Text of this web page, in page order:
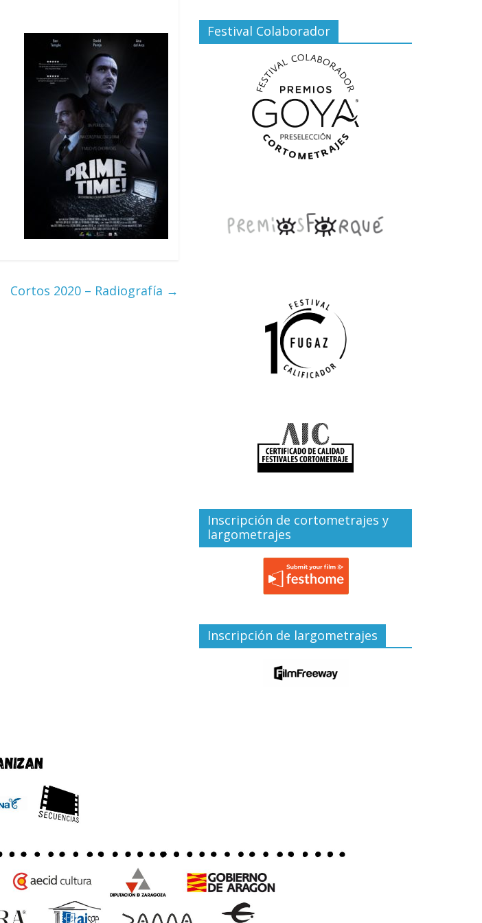
Cortos 2020 – Radiografía →
Festival Colaborador
Inscripción de cortometrajes y
largometrajes
Inscripción de largometrajes